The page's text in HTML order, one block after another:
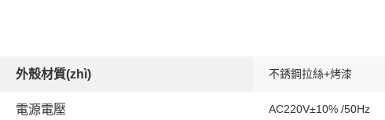
外殼材質(zhì) 不銹鋼拉絲+烤漆
電源電壓 AC220V±10% /50Hz